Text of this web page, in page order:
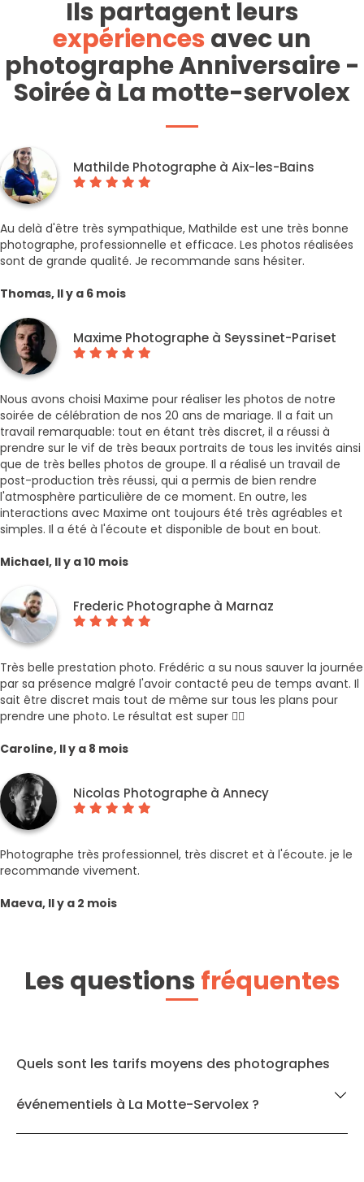
Ils partagent leurs
expériencesavec un
photographe Anniversaire -
Soirée à La motte-servolex
Mathilde Photographe à Aix-les-Bains
Au delà d'être très sympathique, Mathilde est une très bonne
photographe, professionnelle et efficace. Les photos réalisées
sont de grande qualité. Je recommande sans hésiter.
Thomas, Il y a 6 mois
Maxime Photographe à Seyssinet-Pariset
Nous avons choisi Maxime pour réaliser les photos de notre
soirée de célébration de nos 20 ans de mariage. Il a fait un
travail remarquable: tout en étant très discret, il a réussi à
prendre sur le vif de très beaux portraits de tous les invités ainsi
que de très belles photos de groupe. Il a réalisé un travail de
post-production très réussi, qui a permis de bien rendre
l'atmosphère particulière de ce moment. En outre, les
interactions avec Maxime ont toujours été très agréables et
simples. Il a été à l'écoute et disponible de bout en bout.
Michael, Il y a 10 mois
Frederic Photographe à Marnaz
Très belle prestation photo. Frédéric a su nous sauver la journée
par sa présence malgré l'avoir contacté peu de temps avant. Il
sait être discret mais tout de même sur tous les plans pour
prendre une photo. Le résultat est super 👌🏻
Caroline, Il y a 8 mois
Nicolas Photographe à Annecy
Photographe très professionnel, très discret et à l'écoute. je le
recommande vivement.
Maeva, Il y a 2 mois
Les questionsfréquentes
Quels sont les tarifs moyens des photographes
événementiels à La Motte-Servolex ?